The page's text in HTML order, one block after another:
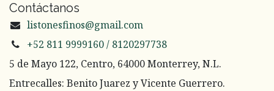
Contáctanos
listonesfinos@gmail.com
+52 811 9999160 / 8120297738
5 de Mayo 122, Centro, 64000 Monterrey, N.L.
Entrecalles: Benito Juarez y Vicente Guerrero.